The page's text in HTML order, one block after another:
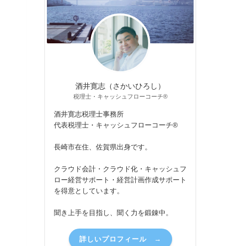
酒井寛志（さかいひろし）
税理士・キャッシュフローコーチ®
酒井寛志税理士事務所
代表税理士・キャッシュフローコーチ®
長崎市在住、佐賀県出身です。
クラウド会計・クラウド化・キャッシュフ
ロー経営サポート・経営計画作成サポート
を得意としています。
聞き上手を目指し、聞く力を鍛錬中。
詳しいプロフィール →